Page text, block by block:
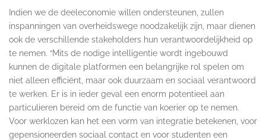
Indien we de deeleconomie willen ondersteunen, zullen
inspanningen van overheidswege noodzakelijk zijn, maar dienen
ook de verschillende stakeholders hun verantwoordelijkheid op
te nemen. “Mits de nodige intelligentie wordt ingebouwd
kunnen de digitale platformen een belangrijke rol spelen om
niet alleen efficiënt, maar ook duurzaam en sociaal verantwoord
te werken. Er is in ieder geval een enorm potentieel aan
particulieren bereid om de functie van koerier op te nemen.
Voor werklozen kan het een vorm van integratie betekenen, voor
gepensioneerden sociaal contact en voor studenten een